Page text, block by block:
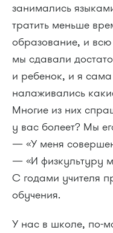
занимались
тратить меньше
образование, и
мы сдавали
и ребенок, и я
налаживались
Многие из них
у вас болеет? Мы
— «У меня
— «И физкультуру
С годами учителя
обучения.
У нас в школе, по-